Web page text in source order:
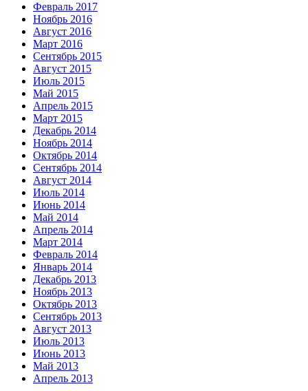
Февраль 2017
Ноябрь 2016
Август 2016
Март 2016
Сентябрь 2015
Август 2015
Июль 2015
Май 2015
Апрель 2015
Март 2015
Декабрь 2014
Ноябрь 2014
Октябрь 2014
Сентябрь 2014
Август 2014
Июль 2014
Июнь 2014
Май 2014
Апрель 2014
Март 2014
Февраль 2014
Январь 2014
Декабрь 2013
Ноябрь 2013
Октябрь 2013
Сентябрь 2013
Август 2013
Июль 2013
Июнь 2013
Май 2013
Апрель 2013